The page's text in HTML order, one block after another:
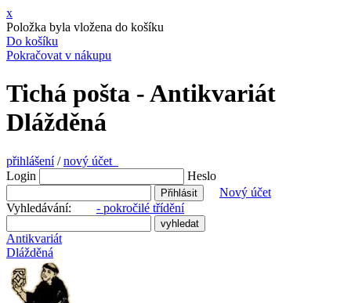
x
Položka byla vložena do košíku
Do košíku
Pokračovat v nákupu
Tichá pošta - Antikvariát
Dlážděná
přihlášení/nový účet
Login
Heslo
Nový účet
Vyhledávání: - pokročilé třídění
Antikvariát
Dlážděná